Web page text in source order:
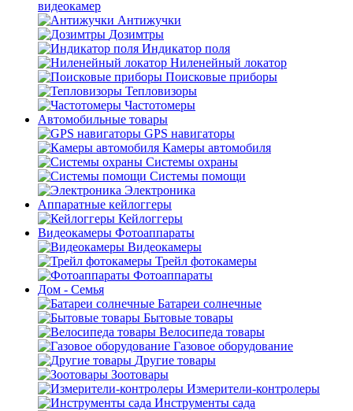
видеокамер
Антижучки
Дозимтры
Индикатор поля
Ниленейный локатор
Поисковые приборы
Тепловизоры
Частотомеры
Автомобильные товары
GPS навигаторы
Камеры автомобиля
Системы охраны
Системы помощи
Электроника
Аппаратные кейлоггеры
Кейлоггеры
Видеокамеры Фотоаппараты
Видеокамеры
Трейл фотокамеры
Фотоаппараты
Дом - Семья
Батареи солнечные
Бытовые товары
Велосипеда товары
Газовое оборудование
Другие товары
Зоотовары
Измерители-контролеры
Инструменты сада